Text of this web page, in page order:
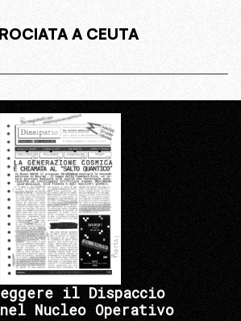
A CEUTA
il Dispaccio
Nucleo Operativo